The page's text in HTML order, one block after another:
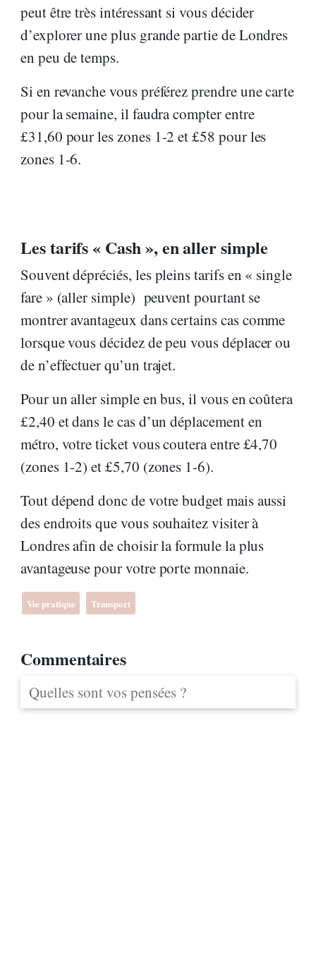
peut être très intéressant si vous décider
d’explorer une plus grande partie de Londres
en peu de temps.
Si en revanche vous préférez prendre une carte
pour la semaine, il faudra compter entre
£31,60 pour les zones 1-2 et £58 pour les
zones 1-6.
Les tarifs « Cash », en aller simple
Souvent dépréciés, les pleins tarifs en « single
fare » (aller simple) peuvent pourtant se
montrer avantageux dans certains cas comme
lorsque vous décidez de peu vous déplacer ou
de n’effectuer qu’un trajet.
Pour un aller simple en bus, il vous en coûtera
£2,40 et dans le cas d’un déplacement en
métro, votre ticket vous coutera entre £4,70
(zones 1-2) et £5,70 (zones 1-6).
Tout dépend donc de votre budget mais aussi
des endroits que vous souhaitez visiter à
Londres afin de choisir la formule la plus
avantageuse pour votre porte monnaie.
Vie pratique Transport
Commentaires